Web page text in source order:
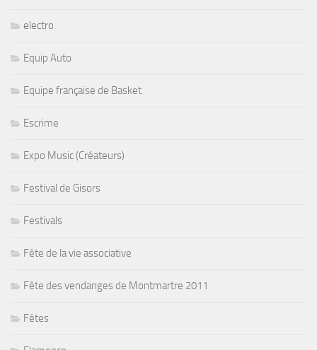
electro
Equip Auto
Equipe française de Basket
Escrime
Expo Music (Créateurs)
Festival de Gisors
Festivals
Fête de la vie associative
Fête des vendanges de Montmartre 2011
Fêtes